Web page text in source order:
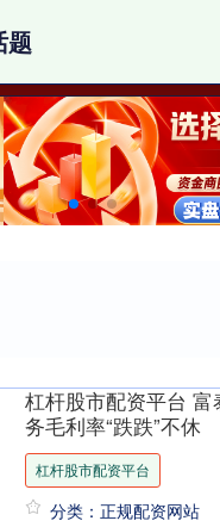
题
杠杆股市配资平台 富
务毛利率“跌跌”不休
杠杆股市配资平台
分类：正规配资网站